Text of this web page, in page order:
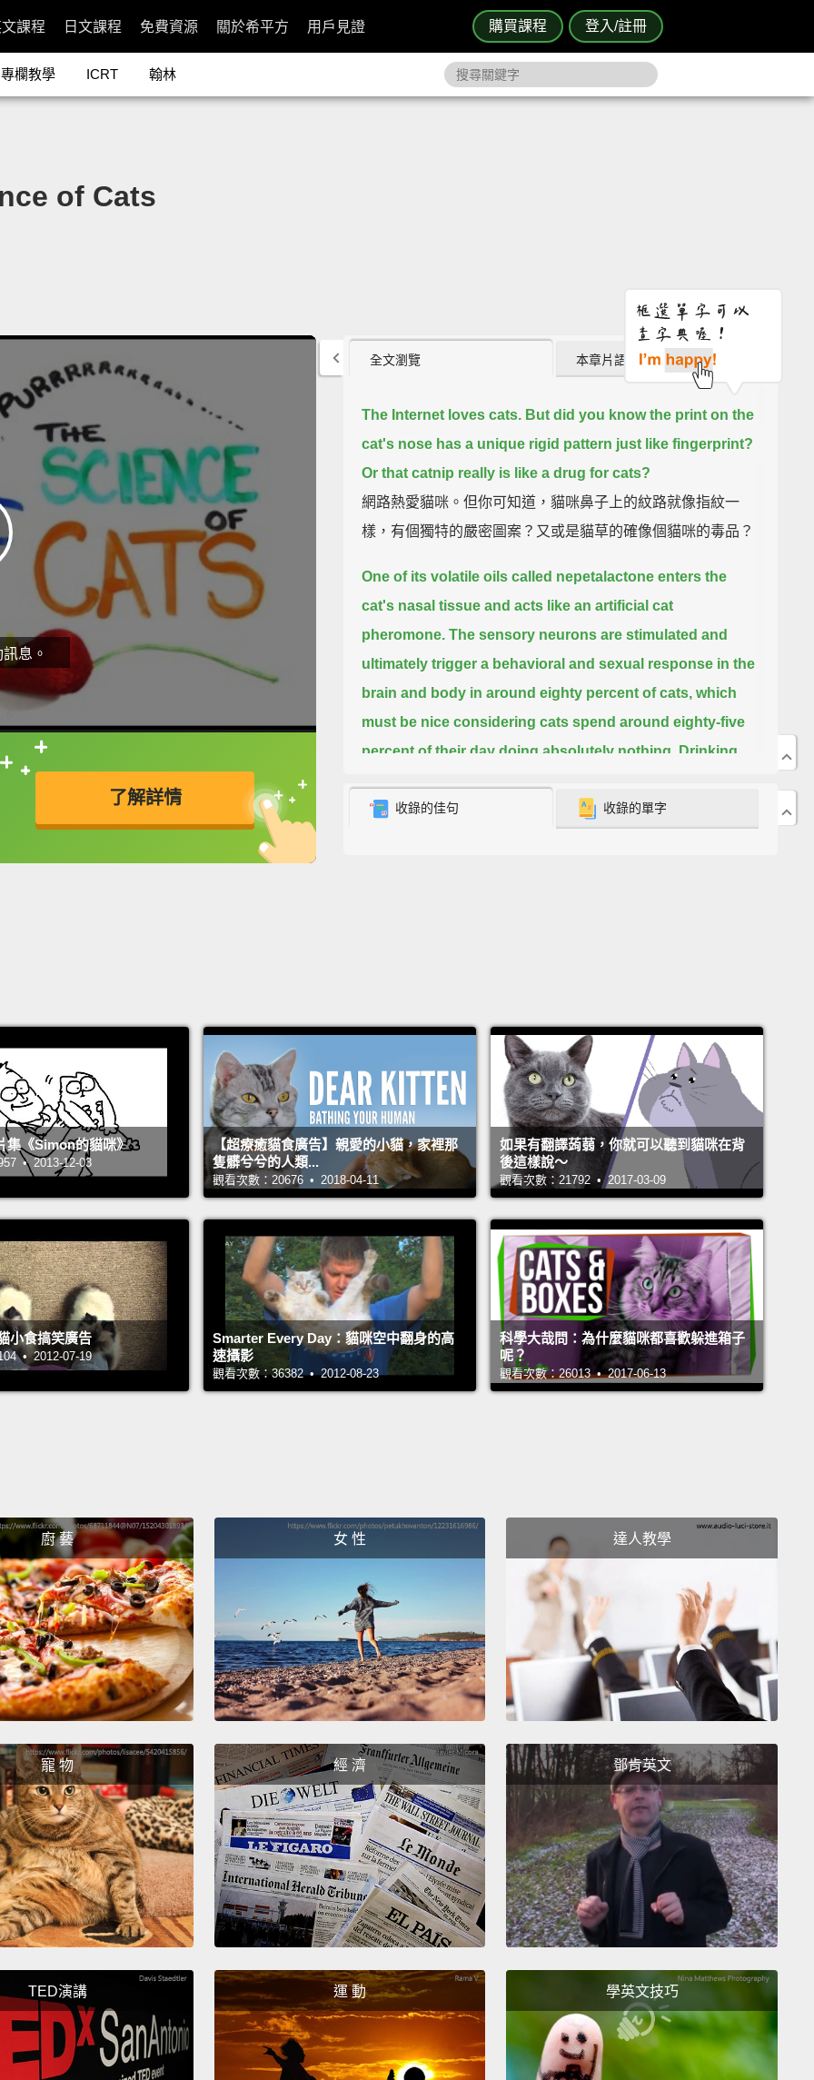
購買課程 登入/註冊
課程 日文課程 免費資源 關於希平方 用戶見證
專欄教學 ICRT 翰林
of Cats
息。
了解詳情
接查字典喔！
英
全文瀏覽 本章片語 (6)
The Internet loves cats. But did you know the print on the
cat's nose has a unique rigid pattern just like fingerprint?
Or that catnip really is like a drug for cats?
網路熱愛貓咪。但你可知道，貓咪鼻子上的紋路就像指紋一
樣，有個獨特的嚴密圖案？又或是貓草的確像個貓咪的毒品？
One of its volatile oils called nepetalactone enters the
cat's nasal tissue and acts like an artificial cat
pheromone. The sensory neurons are stimulated and
ultimately trigger a behavioral and sexual response in the
brain and body in around eighty percent of cats, which
must be nice considering cats spend around eighty-five
percent of their day doing absolutely nothing. Drinking,
four percent combined.
But when they are moving, they always seem to land on
This is because of something called the
"Righting Reflex."
Not only do cats have very sensitive
motion and gravity sensing abilities, allowing them to
determine which way is down, they also have an
extremely flexible backbone and no collarbone.
bending in the middle and using fast twitch muscle fibers,
they can whip around without ever changing their net
angular momentum.
但當牠們在移動時，牠們好像總是腳著地。這是因為某種叫做
「正位反射」的東西。貓咪不只有非常敏感的運動及重力感應
能力，讓牠們判斷哪邊是下面，牠們也有個極富彈性的背骨，
而且沒有鎖骨。透過向中間彎曲並使用快縮肌纖維，牠們可以
是在邀請你聞聞牠的屁股？
Cats use scent to communicate, and this exposes glands
and pheromones holding their signature smell, a nice
alternative to a hug or a handshake. They also rub up
against you to spread these pheromones. The glands on
their face, tail and body help them to claim you with their
identity, sexual availability and territory.
貓咪使用氣味來溝通，而這會露出保有牠們特殊氣味的腺體和
費洛蒙，擁抱或握手不錯的替代品。牠們也會磨蹭你來散播這
些費洛蒙。牠們臉上、尾巴和身體上的腺體幫助牠們用氣味宣
告對於你的主權，同時也留信號給鄰近的貓咪，關於牠們的身
分、發情與否以及領地範圍。
On the other hand, cats bury their poop in an attempt to
hide its smell. This evolutionary instinct is not only to
avoid attracting predators, but to show that they are
submissive to a dominant cat in the wild. In the case of
your house, this is your cat's way of recognizing you as
收錄的佳句 收錄的單字
集《Simon的貓咪》
• 2013-12-03
【超療癒貓食廣告】親愛的小貓，家裡那
隻髒兮兮的人類...
觀看次數：20676 • 2018-04-11
如果有翻譯蒟蒻，你就可以聽到貓咪在背
後這樣說～
觀看次數：21792 • 2017-03-09
小食搞笑廣告
• 2012-07-19
Smarter Every Day：貓咪空中翻身的高
速攝影
觀看次數：36382 • 2012-08-23
科學大哉問：為什麼貓咪都喜歡躲進箱子
呢？
觀看次數：26013 • 2017-06-13
廚 藝 女 性 達人教學
寵 物 經 濟 鄧肯英文
TED演講 運 動 學英文技巧